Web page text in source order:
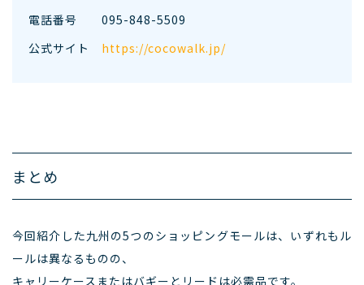
電話番号 095-848-5509
公式サイト https://cocowalk.jp/
まとめ
今回紹介した九州の5つのショッピングモールは、いずれもル
ールは異なるものの、
キャリーケースまたはバギーとリードは必需品です。